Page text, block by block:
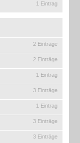
1 Eintrag
2 Einträge
2 Einträge
1 Eintrag
3 Einträge
1 Eintrag
3 Einträge
3 Einträge